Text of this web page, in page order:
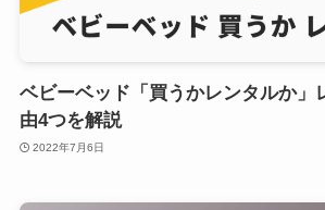
ベビーベッド「買うかレンタルか」
由4つを解説
2022年7月6日